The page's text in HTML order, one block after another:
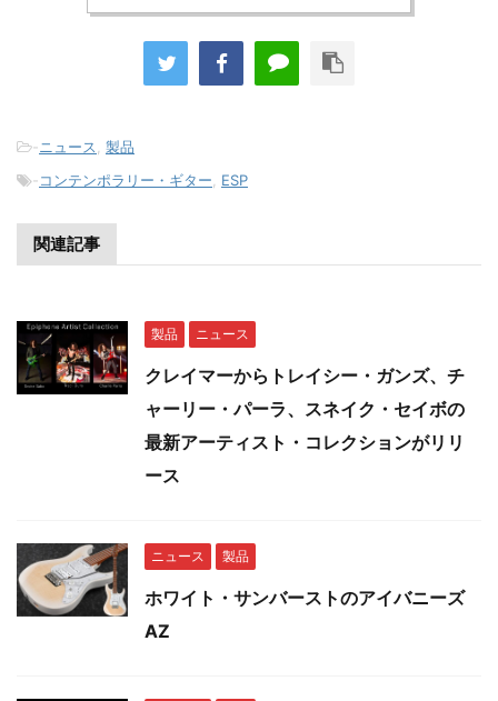
-ニュース
製品
-コンテンポラリー・ギター ESP
関連記事
製品 ニュース
クレイマーからトレイシー・ガンズ、チ
ャーリー・パーラ、スネイク・セイボの
最新アーティスト・コレクションがリリ
ース
ニュース 製品
ホワイト・サンバーストのアイバニーズ
AZ